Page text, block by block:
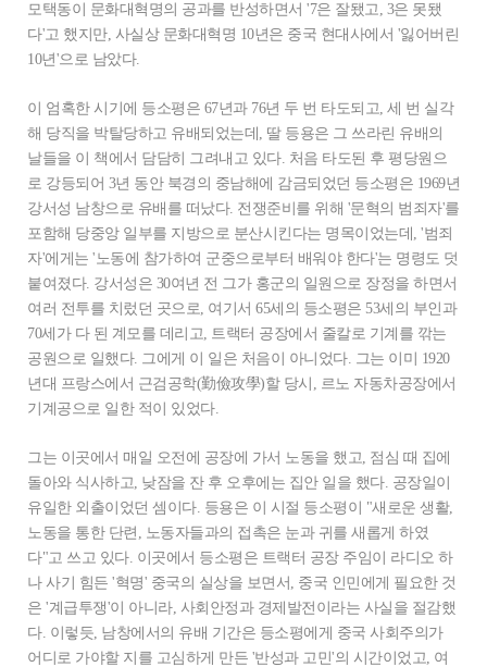
모택동이 문화대혁명의 공과를 반성하면서 '7은 잘됐고, 3은 못됐
다'고 했지만, 사실상 문화대혁명 10년은 중국 현대사에서 '잃어버린
10년'으로 남았다.
이 엄혹한 시기에 등소평은 67년과 76년 두 번 타도되고, 세 번 실각
해 당직을 박탈당하고 유배되었는데, 딸 등용은 그 쓰라린 유배의
날들을 이 책에서 담담히 그려내고 있다. 처음 타도된 후 평당원으
로 강등되어 3년 동안 북경의 중남해에 감금되었던 등소평은 1969년
강서성 남창으로 유배를 떠났다. 전쟁준비를 위해 '문혁의 범죄자'를
포함해 당중앙 일부를 지방으로 분산시킨다는 명목이었는데, '범죄
자'에게는 '노동에 참가하여 군중으로부터 배워야 한다'는 명령도 덧
붙여졌다. 강서성은 30여년 전 그가 홍군의 일원으로 장정을 하면서
여러 전투를 치렀던 곳으로, 여기서 65세의 등소평은 53세의 부인과
70세가 다 된 계모를 데리고, 트랙터 공장에서 줄칼로 기계를 깎는
공원으로 일했다. 그에게 이 일은 처음이 아니었다. 그는 이미 1920
년대 프랑스에서 근검공학(勤儉攻學)할 당시, 르노 자동차공장에서
기계공으로 일한 적이 있었다.
그는 이곳에서 매일 오전에 공장에 가서 노동을 했고, 점심 때 집에
돌아와 식사하고, 낮잠을 잔 후 오후에는 집안 일을 했다. 공장일이
유일한 외출이었던 셈이다. 등용은 이 시절 등소평이 "새로운 생활,
노동을 통한 단련, 노동자들과의 접촉은 눈과 귀를 새롭게 하였
다"고 쓰고 있다. 이곳에서 등소평은 트랙터 공장 주임이 라디오 하
나 사기 힘든 '혁명' 중국의 실상을 보면서, 중국 인민에게 필요한 것
은 '계급투쟁'이 아니라, 사회안정과 경제발전이라는 사실을 절감했
다. 이렇듯, 남창에서의 유배 기간은 등소평에게 중국 사회주의가
어디로 가야할 지를 고심하게 만든 '반성과 고민'의 시간이었고, 여